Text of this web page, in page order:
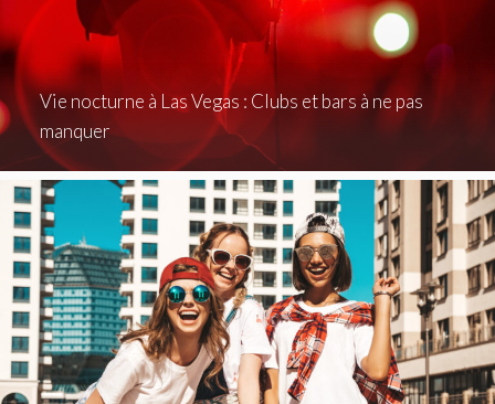
Vie nocturne à Las Vegas : Clubs et bars à ne pas
manquer